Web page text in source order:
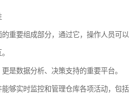
的重要组成部分，通过它，操作人员可以
是数据分析、决策支持的重要平台。
够实时监控和管理仓库各项活动，包括